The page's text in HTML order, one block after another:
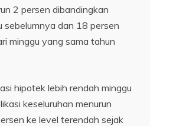
2 persen dibandingkan
sebelumnya dan 18 persen
minggu yang sama tahun
hipotek lebih rendah minggu
keseluruhan menurun
ke level terendah sejak